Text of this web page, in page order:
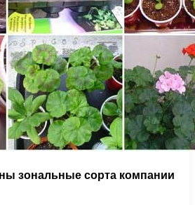
зональные сорта компании